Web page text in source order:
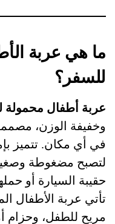
ما هي عربة
للسفر؟
عربة أطفال محمولة
وخفيفة الوزن،
في أي مكان. تتميز
لتصبح مضغوطة
حقيبة السيارة أو
تأتي عربة الأطفال
مريح للطفل، وحزام